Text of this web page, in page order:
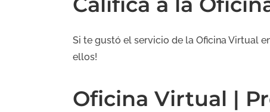
Si te gustó el servicio de la Oficina Virtual
ellos!
Oficina Virtual |